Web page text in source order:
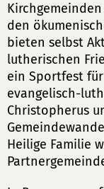
den
bieten selbst
lutherischen
ein Sportfest
evangelisch-
Christopherus
Heilige Familie